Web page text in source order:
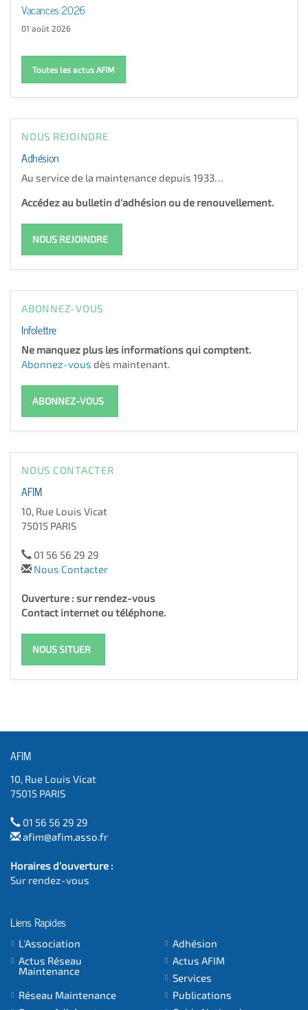
Vacances 2026
01 août 2026
Toutes les actus AFIM
NOUS REJOINDRE
Adhésion
Au service de la maintenance depuis 1933…
Accédez au bulletin d'adhésion ou de renouvellement.
NOUS REJOINDRE
ABONNEZ-VOUS
Infolettre
Ne manquez plus les informations qui comptent.
Abonnez-vous dès maintenant.
ABONNEZ-VOUS
NOUS CONTACTER
AFIM
10, Rue Louis Vicat
75015 PARIS
01 56 56 29 29
Nous Contacter
Ouverture : sur rendez-vous
Contact internet ou téléphone.
NOUS SITUER
AFIM
10, Rue Louis Vicat
75015 PARIS
01 56 56 29 29
afim@afim.asso.fr
Horaires d'ouverture :
Sur rendez-vous
Liens Rapides
L'Association
Adhésion
Actus Réseau
Maintenance
Actus AFIM
Services
Réseau Maintenance
Publications